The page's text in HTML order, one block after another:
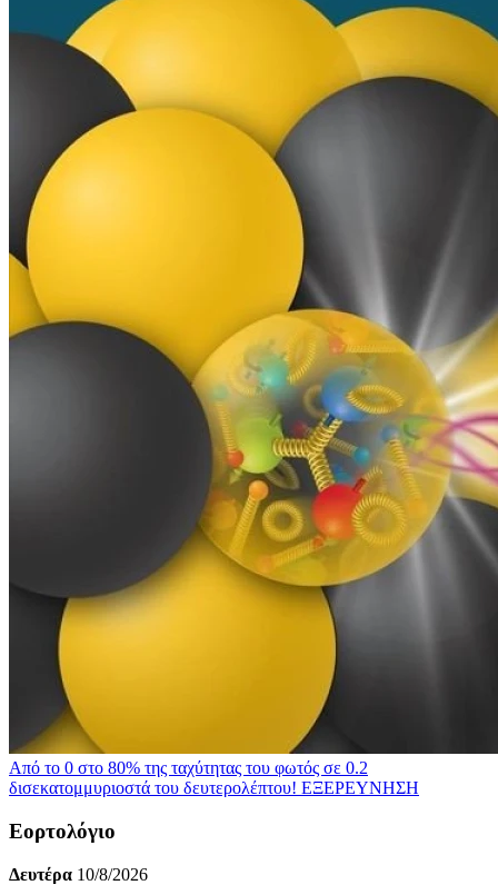
Από το 0 στο 80% της ταχύτητας του φωτός σε 0.2
δισεκατομμυριοστά του δευτερολέπτου! ΕΞΕΡΕΥΝΗΣΗ
Εορτολόγιο
Δευτέρα 10/8/2026